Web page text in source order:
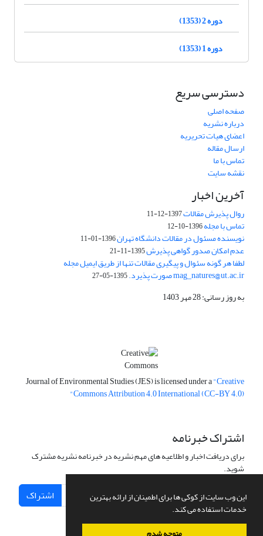
این وب سایت از کوکی ها برای اطمینان از ارائه بهترین
خدمات استفاده می کند.
دوره 2 (1353)
دوره 1 (1353)
دسترسی سریع
صفحه اصلی
درباره نشریه
اعضای هیات تحریریه
ارسال مقاله
تماس با ما
نقشه سایت
آخرین اخبار
روال پذیرش مقالات1397-12-11
تماس با مجله1396-10-12
نویسنده مسئول در مقالات دانشگاه تهران1396-01-11
عدم امکان صدور گواهی پذیرش1395-11-21
لطفا هر گونه سئوال و پیگیری مقالات تنها از طریق ایمیل مجله
mag_natures@ut.ac.ir صورت پذیرد. 1395-05-27
به روز رسانی: 28 مهر 1403
Journal of Environmental Studies (JES) is licensed under a"Creative
Commons Attribution 4.0 International (CC-BY 4.0)"
اشتراک خبرنامه
برای دریافت اخبار و اطلاعیه های مهم نشریه در خبرنامه نشریه مشترک
شوید.
اشتراک